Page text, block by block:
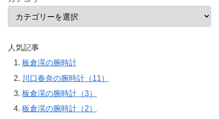
人気記事
板倉滉の腕時計
川口春奈の腕時計（11）
板倉滉の腕時計（3）
板倉滉の腕時計（2）